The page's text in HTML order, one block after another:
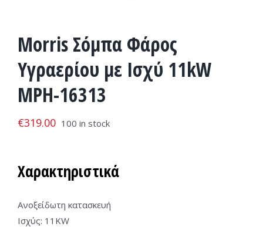
Morris Σόμπα Φάρος
Υγραερίου με Ισχύ 11kW
MPH-16313
€319.00 100 in stock
Χαρακτηριστικά
Ανοξείδωτη κατασκευή
Ισχύς: 11KW